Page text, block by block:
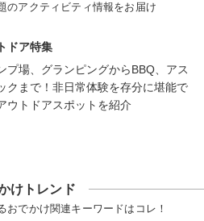
のアクティビティ情報をお届け
ドア特集
プ場、グランピングからBBQ、アス
クまで！非日常体験を存分に堪能で
ウトドアスポットを紹介
けトレンド
おでかけ関連キーワードはコレ！